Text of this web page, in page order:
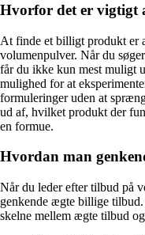
Hvorfor det er vigtigt
At finde et billigt produkt er
volumenpulver. Når du
får du ikke kun mest muligt
mulighed for at
formuleringer uden at
ud af, hvilket produkt der
en formue.
Hvordan man
Når du leder efter tilbud på
genkende ægte billige
skelne mellem ægte tilbud